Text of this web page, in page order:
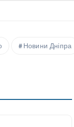
Новини Дніпра